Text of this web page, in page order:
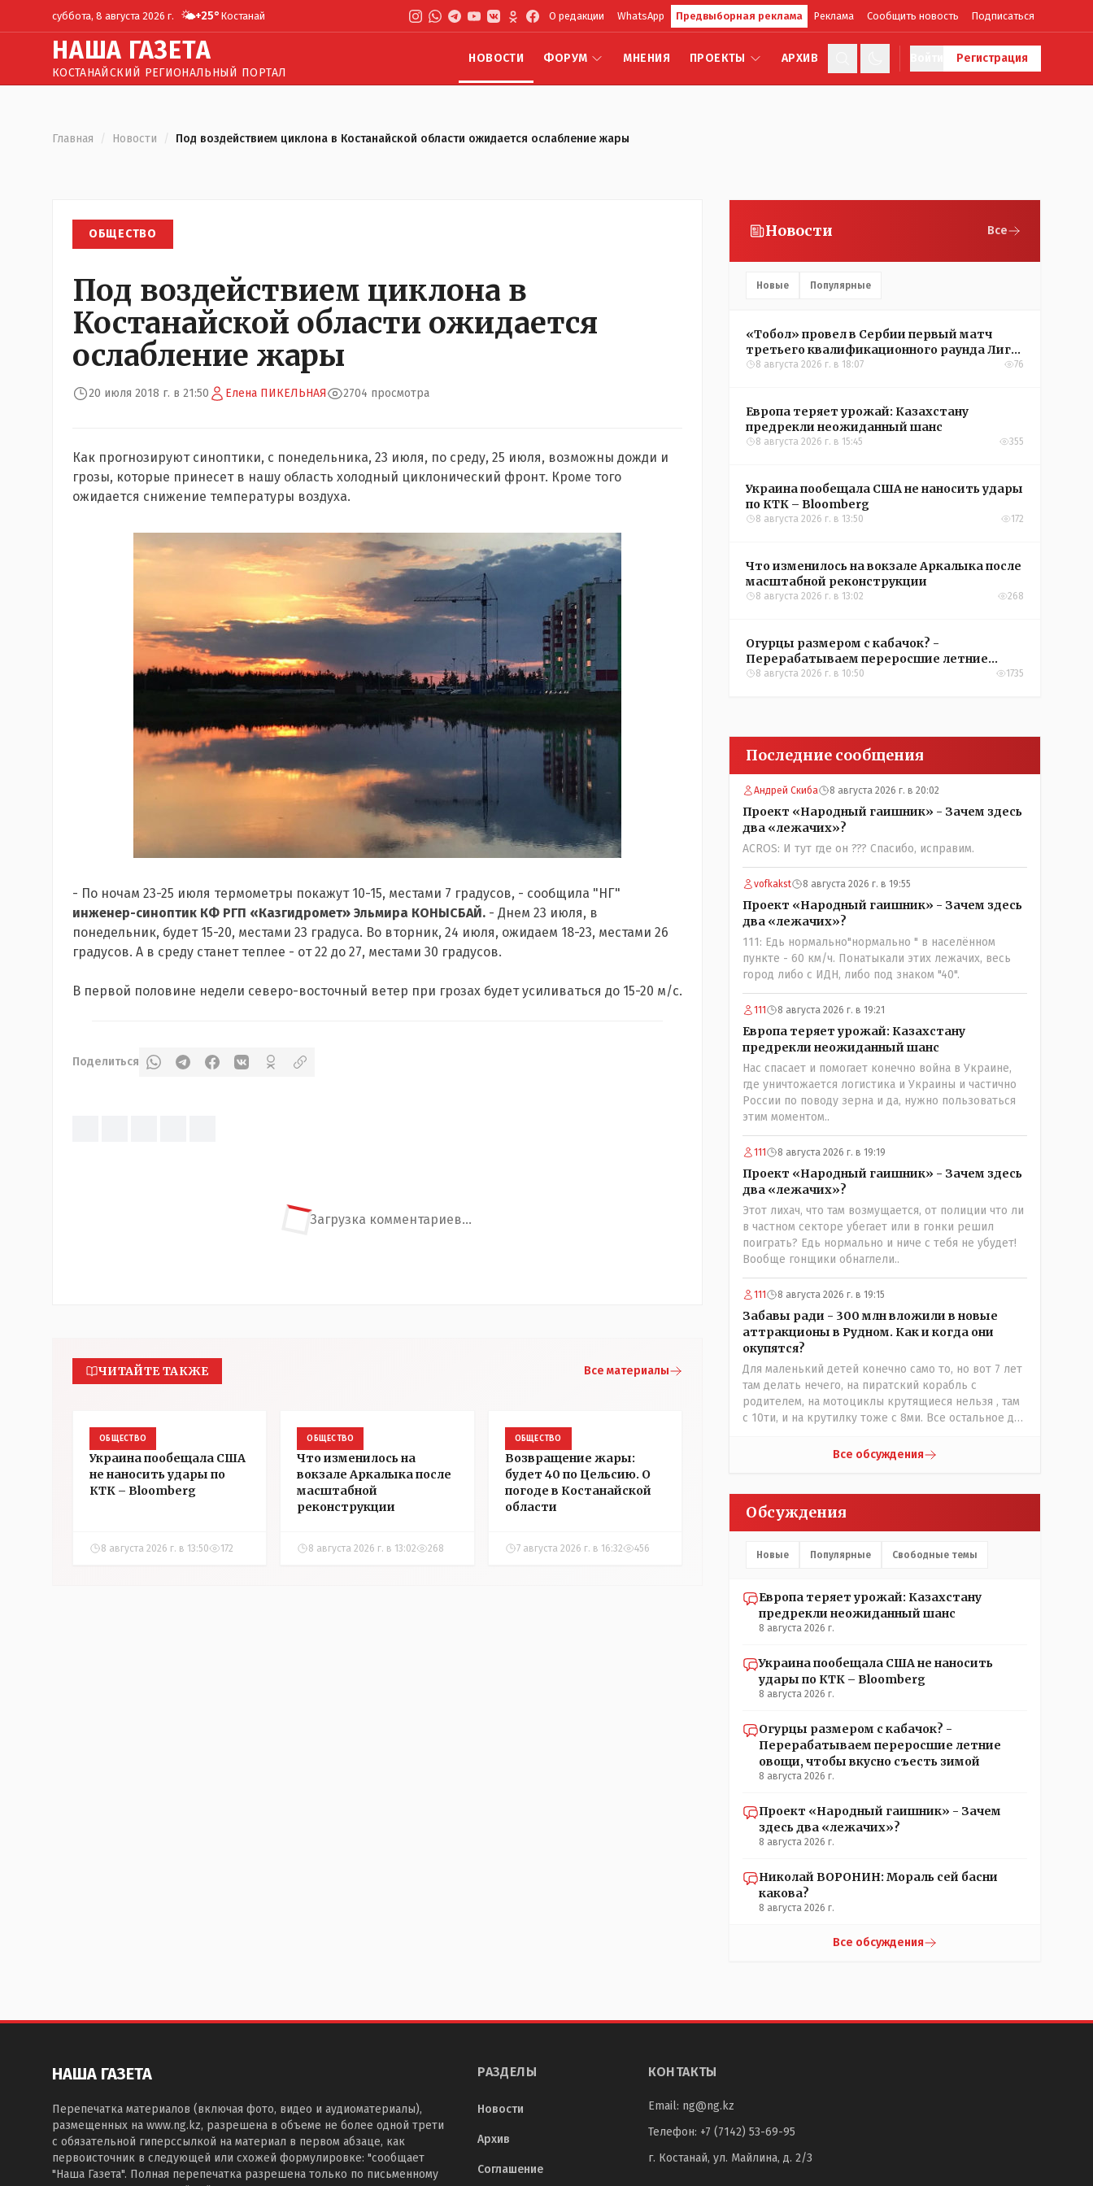
суббота, 8 августа 2026 г. 🌤️+25° Костанай О редакции WhatsApp Предвыборная реклама Реклама Сообщить новость Подписаться
НАША ГАЗЕТА
КОСТАНАЙСКИЙ РЕГИОНАЛЬНЫЙ ПОРТАЛ
НОВОСТИ ФОРУМ МНЕНИЯ ПРОЕКТЫ АРХИВ Регистрация
Главная / Новости / Под воздействием циклона в Костанайской области ожидается ослабление жары
ОБЩЕСТВО
Под воздействием циклона в
Костанайской области ожидается
ослабление жары
20 июля 2018 г. в 21:50 Елена ПИКЕЛЬНАЯ 2704 просмотра
Как прогнозируют синоптики, с понедельника, 23 июля, по среду, 25 июля, возможны дожди и
грозы, которые принесет в нашу область холодный циклонический фронт. Кроме того
ожидается снижение температуры воздуха.
- По ночам 23-25 июля термометры покажут 10-15, местами 7 градусов, - сообщила "НГ"
инженер-синоптик КФ РГП «Казгидромет» Эльмира КОНЫСБАЙ. - Днем 23 июля, в
понедельник, будет 15-20, местами 23 градуса. Во вторник, 24 июля, ожидаем 18-23, местами 26
градусов. А в среду станет теплее - от 22 до 27, местами 30 градусов.
В первой половине недели северо-восточный ветер при грозах будет усиливаться до 15-20 м/с.
Поделиться
Загрузка комментариев...
ЧИТАЙТЕ ТАКЖЕ Все материалы
ОБЩЕСТВО
Украина пообещала США
не наносить удары по
КТК – Bloomberg
8 августа 2026 г. в 13:50 172
ОБЩЕСТВО
Что изменилось на
вокзале Аркалыка после
масштабной
реконструкции
8 августа 2026 г. в 13:02 268
ОБЩЕСТВО
Возвращение жары:
будет 40 по Цельсию. О
погоде в Костанайской
области
7 августа 2026 г. в 16:32 456
Новости Все
Новые Популярные
«Тобол» провел в Сербии первый матч
третьего квалификационного раунда Лиги
конференций УЕФА
8 августа 2026 г. в 18:07 76
Европа теряет урожай: Казахстану
предрекли неожиданный шанс
8 августа 2026 г. в 15:45 355
Украина пообещала США не наносить удары
по КТК – Bloomberg
8 августа 2026 г. в 13:50 172
Что изменилось на вокзале Аркалыка после
масштабной реконструкции
8 августа 2026 г. в 13:02 268
Огурцы размером с кабачок? -
Перерабатываем переросшие летние
овощи, чтобы вкусно съесть зимой
8 августа 2026 г. в 10:50 1735
Последние сообщения
Андрей Скиба 8 августа 2026 г. в 20:02
Проект «Народный гаишник» - Зачем здесь
два «лежачих»?
ACROS: И тут где он ??? Спасибо, исправим.
vofkakst 8 августа 2026 г. в 19:55
Проект «Народный гаишник» - Зачем здесь
два «лежачих»?
111: Едь нормально"нормально " в населённом
пункте - 60 км/ч. Понатыкали этих лежачих, весь
город либо с ИДН, либо под знаком "40".
111 8 августа 2026 г. в 19:21
Европа теряет урожай: Казахстану
предрекли неожиданный шанс
Нас спасает и помогает конечно война в Украине,
где уничтожается логистика и Украины и частично
России по поводу зерна и да, нужно пользоваться
этим моментом..
111 8 августа 2026 г. в 19:19
Проект «Народный гаишник» - Зачем здесь
два «лежачих»?
Этот лихач, что там возмущается, от полиции что ли
в частном секторе убегает или в гонки решил
поиграть? Едь нормально и ниче с тебя не убудет!
Вообще гонщики обнаглели..
111 8 августа 2026 г. в 19:15
Забавы ради - 300 млн вложили в новые
аттракционы в Рудном. Как и когда они
окупятся?
Для маленький детей конечно само то, но вот 7 лет
там делать нечего, на пиратский корабль с
родителем, на мотоциклы крутящиеся нельзя , там
с 10ти, и на крутилку тоже с 8ми. Все остальное для
комфортно, тени нет от слова вообще, но вечером
Все обсуждения
Обсуждения
Новые Популярные Свободные темы
Европа теряет урожай: Казахстану
предрекли неожиданный шанс
8 августа 2026 г.
Украина пообещала США не наносить
удары по КТК – Bloomberg
8 августа 2026 г.
Огурцы размером с кабачок? -
Перерабатываем переросшие летние
овощи, чтобы вкусно съесть зимой
8 августа 2026 г.
Проект «Народный гаишник» - Зачем
здесь два «лежачих»?
8 августа 2026 г.
Николай ВОРОНИН: Мораль сей басни
какова?
8 августа 2026 г.
Все обсуждения
НАША ГАЗЕТА
Перепечатка материалов (включая фото, видео и аудиоматериалы),
размещенных на www.ng.kz, разрешена в объеме не более одной трети
с обязательной гиперссылкой на материал в первом абзаце, как
первоисточник в следующей или схожей формулировке: "сообщает
"Наша Газета". Полная перепечатка разрешена только по письменному
РАЗДЕЛЫ
Новости
Архив
Соглашение
КОНТАКТЫ
Email: ng@ng.kz
Телефон: +7 (7142) 53-69-95
г. Костанай, ул. Майлина, д. 2/3